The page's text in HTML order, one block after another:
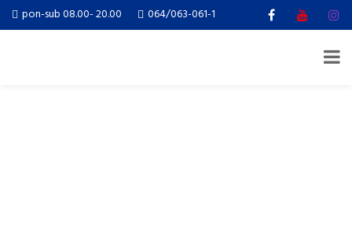
pon-sub 08.00- 20.00 064/063-061-1